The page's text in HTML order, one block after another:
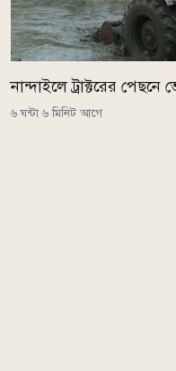
নান্দাইলে ট্রাক্টরের
৬ ঘন্টা ৬ মিনিট আগে